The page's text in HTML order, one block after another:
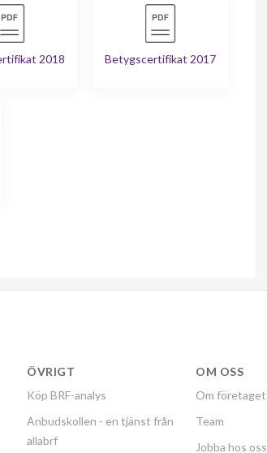
2018 Betygscertifikat 2017
ÖVRIGT
Köp BRF-analys
Anbudskollen - en tjänst från
allabrf
OM OSS
Om företaget
Team
Jobba hos oss